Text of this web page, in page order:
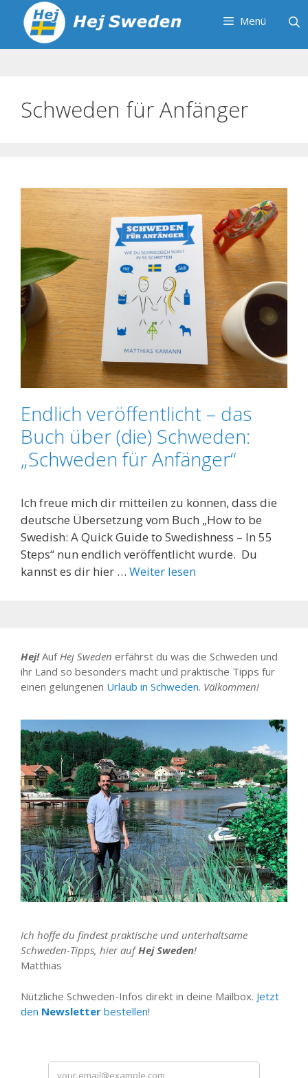
Inhalt
springen
Menü
Schweden für Anfänger
Endlich veröffentlicht – das
Buch über (die) Schweden:
„Schweden für Anfänger“
Ich freue mich dir mitteilen zu können, dass die
deutsche Übersetzung vom Buch „How to be
Swedish: A Quick Guide to Swedishness – In 55
Steps“ nun endlich veröffentlicht wurde. Du
kannst es dir hier … Weiter lesen
Hej!Auf Hej Sweden erfährst du was die Schweden und
ihr Land so besonders macht und praktische Tipps für
einen gelungenen Urlaub in Schweden. Välkommen!
Ich hoffe du findest praktische und unterhaltsame
Schweden-Tipps, hier aufHej Sweden!
Matthias
Nützliche Schweden-Infos direkt in deine Mailbox. Jetzt
den Newsletter bestellen!